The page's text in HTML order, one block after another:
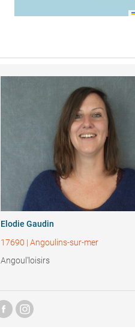
Elodie Gaudin
17690 |Angoulins-sur-mer
Angoul'loisirs